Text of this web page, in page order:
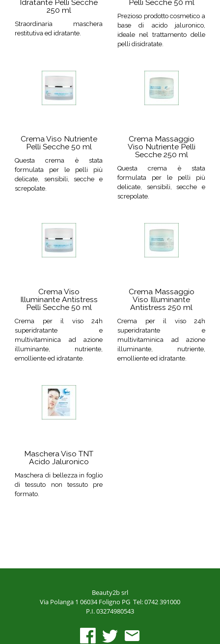
Idratante Pelli Secche
250 ml
Straordinaria maschera
restitutiva ed idratante.
Pelli Secche 50 ml
Prezioso prodotto cosmetico a
base di acido jaluronico,
ideale nel trattamento delle
pelli disidratate.
Crema Viso Nutriente
Pelli Secche 50 ml
Questa crema è stata
formulata per le pelli più
delicate, sensibili, secche e
screpolate.
Crema Massaggio
Viso Nutriente Pelli
Secche 250 ml
Questa crema è stata
formulata per le pelli più
delicate, sensibili, secche e
screpolate.
Crema Viso
Illuminante Antistress
Pelli Secche 50 ml
Crema per il viso 24h
superidratante e
multivitaminica ad azione
illuminante, nutriente,
emolliente ed idratante.
Crema Massaggio
Viso Illuminante
Antistress 250 ml
Crema per il viso 24h
superidratante e
multivitaminica ad azione
illuminante, nutriente,
emolliente ed idratante.
Maschera Viso TNT
Acido Jaluronico
Maschera di bellezza in foglio
di tessuto non tessuto pre
formato.
Beauty2b srl
Via Polanga 1 06034 Foligno PG Tel: 0742 391000
P.I. 03274980543